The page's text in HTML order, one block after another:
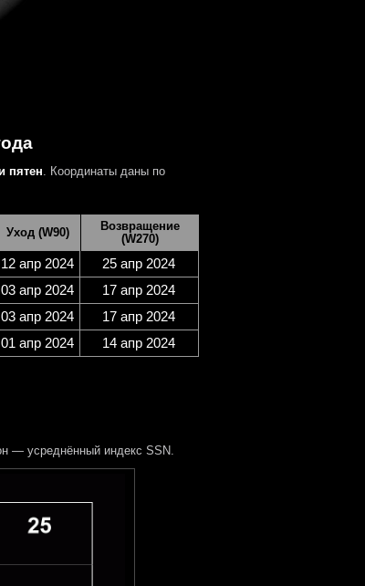
пятен . Координаты даны по
Уход (W90)
Возвращение
(W270)
12 апр 2024
25 апр 2024
03 апр 2024
17 апр 2024
03 апр 2024
17 апр 2024
01 апр 2024 14 апр 2024
— усреднённый индекс SSN.